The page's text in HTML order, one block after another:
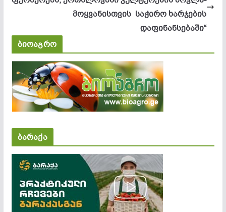
მოყვანისთვის საჭირო ხარჯების
დაფინანსებაში“
ბიოაგრო
ბარაქა